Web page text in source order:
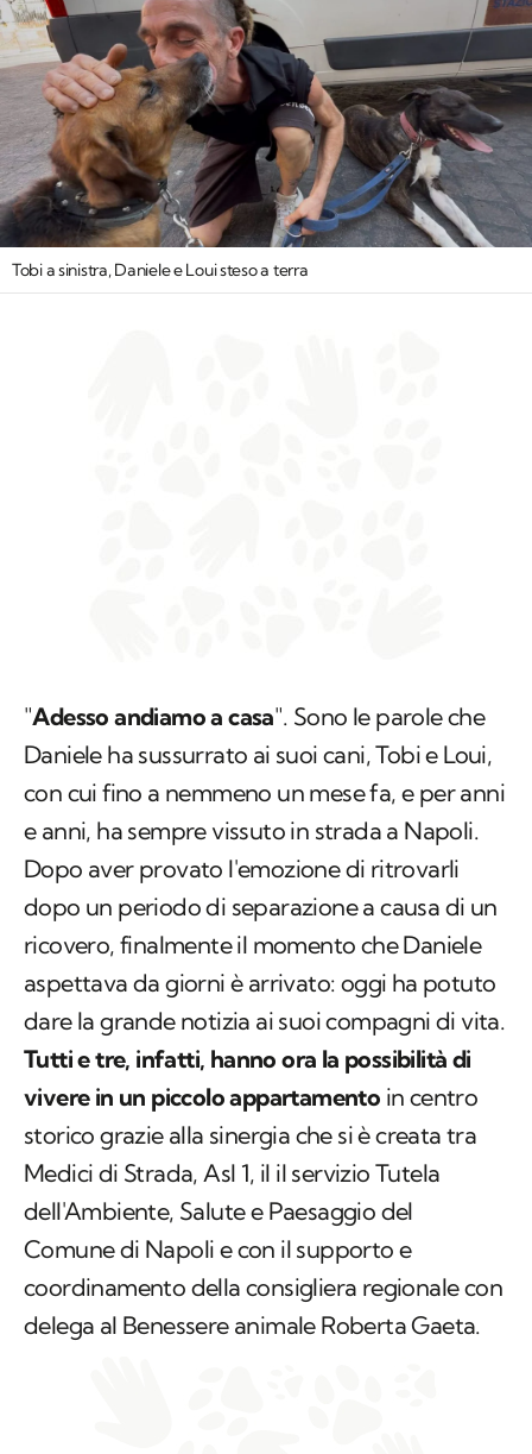
Tobi a sinistra, Daniele e Loui steso a terra
"Adesso andiamo a casa". Sono le parole che
Daniele ha sussurrato ai suoi cani, Tobi e Loui,
con cui fino a nemmeno un mese fa, e per anni
e anni, ha sempre vissuto in strada a Napoli.
Dopo aver provato l'emozione di ritrovarli
dopo un periodo di separazione a causa di un
ricovero, finalmente il momento che Daniele
aspettava da giorni è arrivato: oggi ha potuto
dare la grande notizia ai suoi compagni di vita.
Tutti e tre, infatti, hanno ora la possibilità di
vivere in un piccolo appartamento in centro
storico grazie alla sinergia che si è creata tra
Medici di Strada, Asl 1, il il servizio Tutela
dell'Ambiente, Salute e Paesaggio del
Comune di Napoli e con il supporto e
coordinamento della consigliera regionale con
delega al Benessere animale Roberta Gaeta.